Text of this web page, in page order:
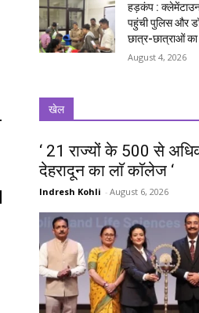
हड़कंप :
पहुंची पुलिस और
छात्र-छात्राओं
August 4, 2026
खेल
‘ 21 राज्यों के 500 से
देहरादून का लाॅ काॅलेज ‘
Indresh Kohli - August 6, 2026